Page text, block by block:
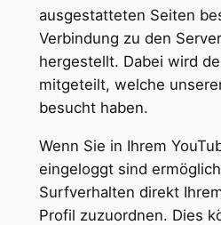
ausgestatteten Seiten
Verbindung zu den
hergestellt. Dabei wird
mitgeteilt, welche
besucht haben.
Wenn Sie in Ihrem
eingeloggt sind
Surfverhalten direkt
Profil zuzuordnen. Dies